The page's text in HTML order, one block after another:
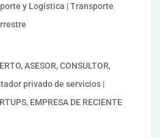
y Logística | Transporte
ASESOR, CONSULTOR,
privado de servicios |
EMPRESA DE RECIENTE